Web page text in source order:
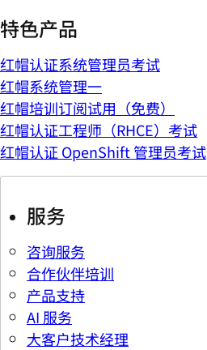
特色产品
红帽认证系统管理员考试
红帽系统管理一
红帽培训订阅试用（免费）
红帽认证工程师（RHCE）考试
红帽认证 OpenShift 管理员考试
服务
咨询服务
合作伙伴培训
产品支持
AI 服务
大客户技术经理